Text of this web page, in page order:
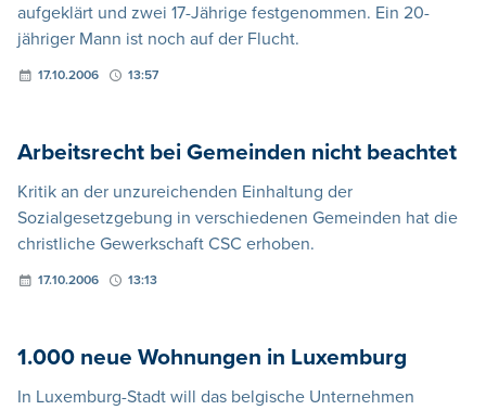
aufgeklärt und zwei 17-Jährige festgenommen. Ein 20-
jähriger Mann ist noch auf der Flucht.
17.10.2006 13:57
Arbeitsrecht bei Gemeinden nicht beachtet
Kritik an der unzureichenden Einhaltung der
Sozialgesetzgebung in verschiedenen Gemeinden hat die
christliche Gewerkschaft CSC erhoben.
17.10.2006 13:13
1.000 neue Wohnungen in Luxemburg
In Luxemburg-Stadt will das belgische Unternehmen